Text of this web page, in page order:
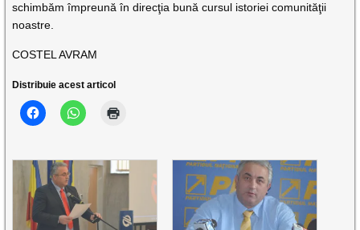
schimbăm împreună în direcţia bună cursul istoriei comunităţii
noastre.
COSTEL AVRAM
Distribuie acest articol